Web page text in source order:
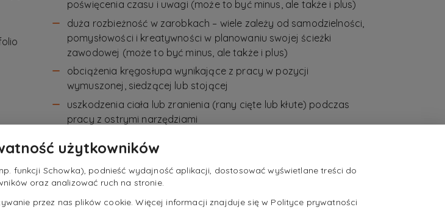
poświęcenia czasu i uwagi (może to być minus, ale także i plus)
duża rozbieżność w zarobkach – wiele zależy od samodzielności,
pomysłowości i kreatywności w planowaniu swojej ścieżki
zawodowej (może to być minus, ale także i plus)
obciążenia kręgosłupa wynikające z pracy w pozycji
wymuszonej, siedzącej lub stojącej
uszkodzenia ciała lub zranienia (rany cięte lub kłute) podczas
pracy z ostrymi narzędziami
hałas generowany przez maszyny szwalnicze lub inne
urządzenia, w tym urządzenia krojcze i prasowalnicze
alergie wywoływane przez substancje chemiczne znajdujące się
w niektórych tkaninach syntetycznych lub barwnikach.
użytkowników
funkcji Schowka), podnieść wydajność aplikacji, dostosować wyświetlane treści do
oraz analizować ruch na stronie.
przez nas plików cookie. Więcej informacji znajduje się w Polityce prywatności